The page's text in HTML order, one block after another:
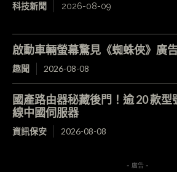
科技新聞 2026-08-09
啟動車輛螢幕驚見《蜘蛛俠》廣
趣聞 2026-08-08
國產路由器秘藏後門！逾 20 款型
線中國伺服器
資訊保安 2026-08-08
- 廣告 -